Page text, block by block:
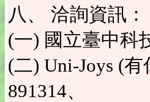
八、 洽詢資訊：
(一) 國立臺中科
(二) Uni-Joys (
891314、